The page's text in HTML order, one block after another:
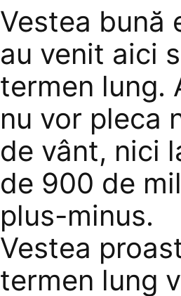
Vestea bună
au venit aici
termen lung.
nu vor pleca
de vânt, nici
de 900 de
plus-minus.
Vestea
termen lung